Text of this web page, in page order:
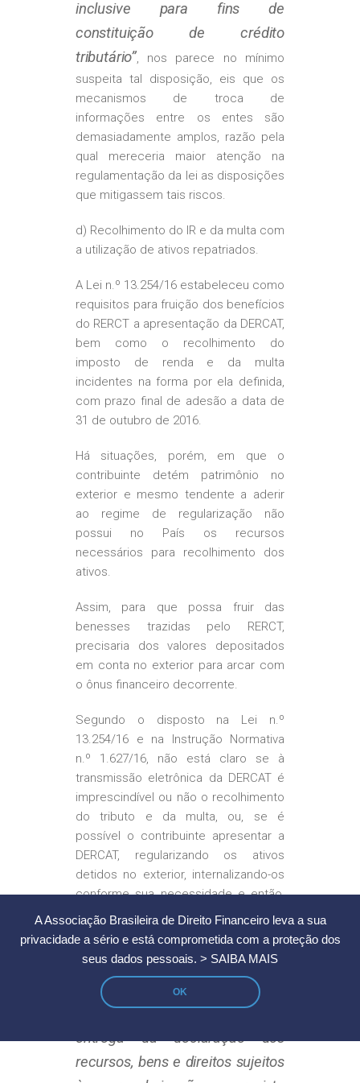
A Associação Brasileira de Direito Financeiro leva a sua
privacidade a sério e está comprometida com a proteção dos
seus dados pessoais. > SAIBA MAIS
OK
inclusive para fins de
constituição de crédito
tributário”, nos parece no mínimo
suspeita tal disposição, eis que os
mecanismos de troca de
informações entre os entes são
demasiadamente amplos, razão pela
qual mereceria maior atenção na
regulamentação da lei as disposições
que mitigassem tais riscos.
d) Recolhimento do IR e da multa com
a utilização de ativos repatriados.
A Lei n.º 13.254/16 estabeleceu como
requisitos para fruição dos benefícios
do RERCT a apresentação da DERCAT,
bem como o recolhimento do
imposto de renda e da multa
incidentes na forma por ela definida,
com prazo final de adesão a data de
31 de outubro de 2016.
Há situações, porém, em que o
contribuinte detém patrimônio no
exterior e mesmo tendente a aderir
ao regime de regularização não
possui no País os recursos
necessários para recolhimento dos
ativos.
Assim, para que possa fruir das
benesses trazidas pelo RERCT,
precisaria dos valores depositados
em conta no exterior para arcar com
o ônus financeiro decorrente.
Segundo o disposto na Lei n.º
13.254/16 e na Instrução Normativa
n.º 1.627/16, não está claro se à
transmissão eletrônica da DERCAT é
imprescindível ou não o recolhimento
do tributo e da multa, ou, se é
possível o contribuinte apresentar a
DERCAT, regularizando os ativos
detidos no exterior, internalizando-os
conforme sua necessidade e então,
recolher os encargos tributários, até
o prazo de 31 de outubro de 2016.
Isto pois, o art. 5º da Lei n.º 13.254/16
estabelece que“a adesão ao
programa dar-se-á mediante
entrega da declaração dos
recursos, bens e direitos sujeitos